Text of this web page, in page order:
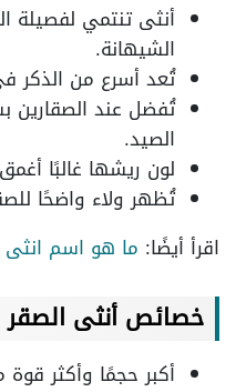
أنثى تنتمي لفصيلة
الشيهانة.
تُعد أسرع من الذكر
تُفضل عند الصقارين
الصيد.
لون ريشها غالبًا
تُظهر ولاء واضحًا
اقرأ أيضًا: ما هو اسم انثى
خصائص أنثى الصقر
أكبر حجمًا وأكثر قوة